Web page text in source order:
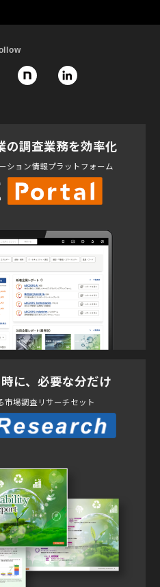
の調査業務を効率化
ション情報プラットフォーム
に、必要な分だけ
市場調査リサーチセット